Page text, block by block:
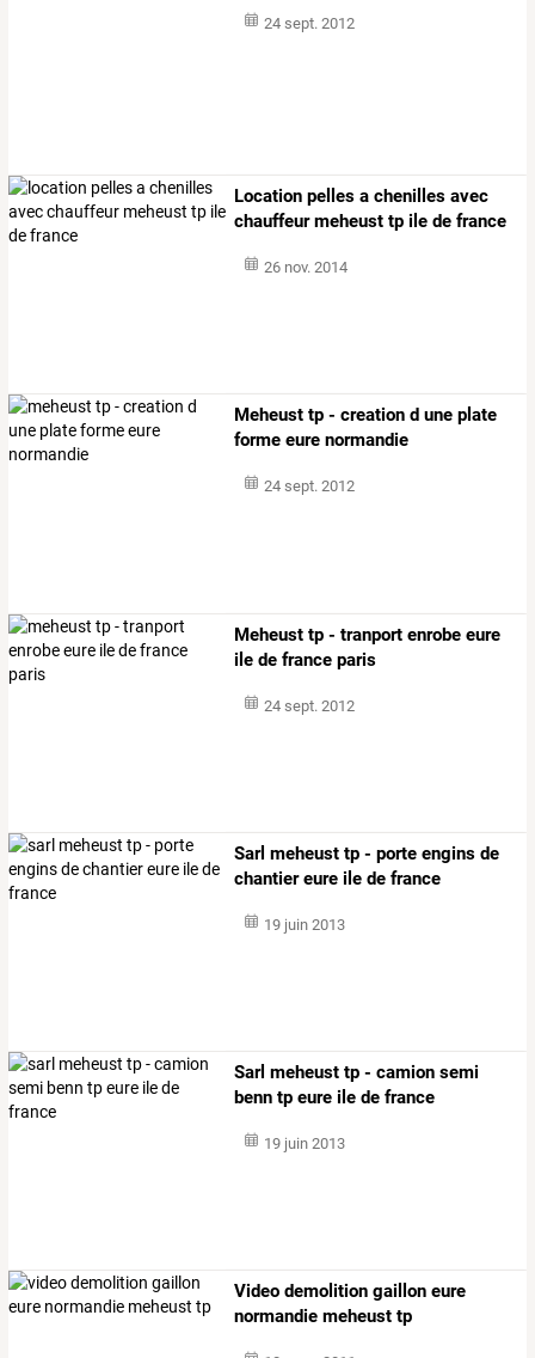
24 sept. 2012
Location pelles a chenilles avec
chauffeur meheust tp ile de france
26 nov. 2014
Meheust tp - creation d une plate
forme eure normandie
24 sept. 2012
Meheust tp - tranport enrobe eure
ile de france paris
24 sept. 2012
Sarl meheust tp - porte engins de
chantier eure ile de france
19 juin 2013
Sarl meheust tp - camion semi
benn tp eure ile de france
19 juin 2013
Video demolition gaillon eure
normandie meheust tp